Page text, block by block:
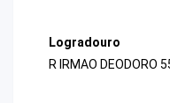
Logradouro
R IRMAO DEODORO